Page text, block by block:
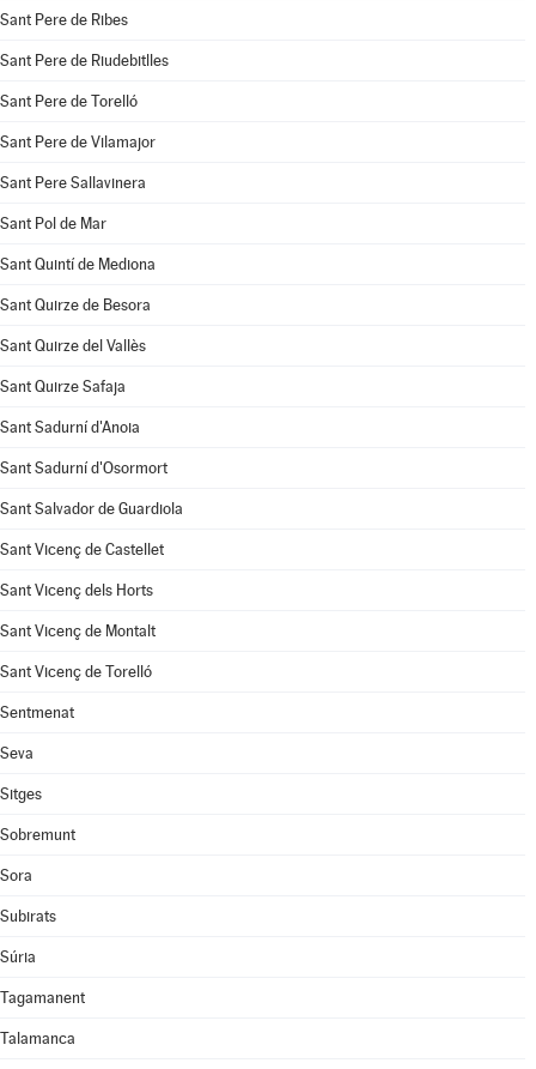
Sant Pere de Ribes
Sant Pere de Riudebitlles
Sant Pere de Torelló
Sant Pere de Vilamajor
Sant Pere Sallavinera
Sant Pol de Mar
Sant Quintí de Mediona
Sant Quirze de Besora
Sant Quirze del Vallès
Sant Quirze Safaja
Sant Sadurní d'Anoia
Sant Sadurní d'Osormort
Sant Salvador de Guardiola
Sant Vicenç de Castellet
Sant Vicenç dels Horts
Sant Vicenç de Montalt
Sant Vicenç de Torelló
Sentmenat
Seva
Sitges
Sobremunt
Sora
Subirats
Súria
Tagamanent
Talamanca